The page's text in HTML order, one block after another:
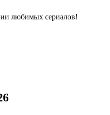
любимых сериалов!